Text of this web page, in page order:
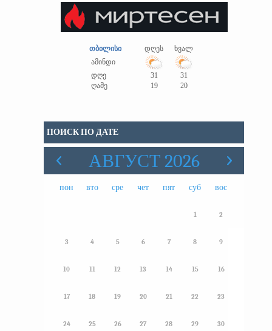
თბილისი დღეს
ხვალ
ამინდი
დღე
31
31
ღამე
19 20
ПОИСК ПО ДАТЕ
АВГУСТ 2026
пон вто сре чет пят суб вос
1 2
3 4 5 6 7 8 9
10 11 12 13 14 15 16
17 18 19 20 21 22 23
24 25 26 27 28 29 30